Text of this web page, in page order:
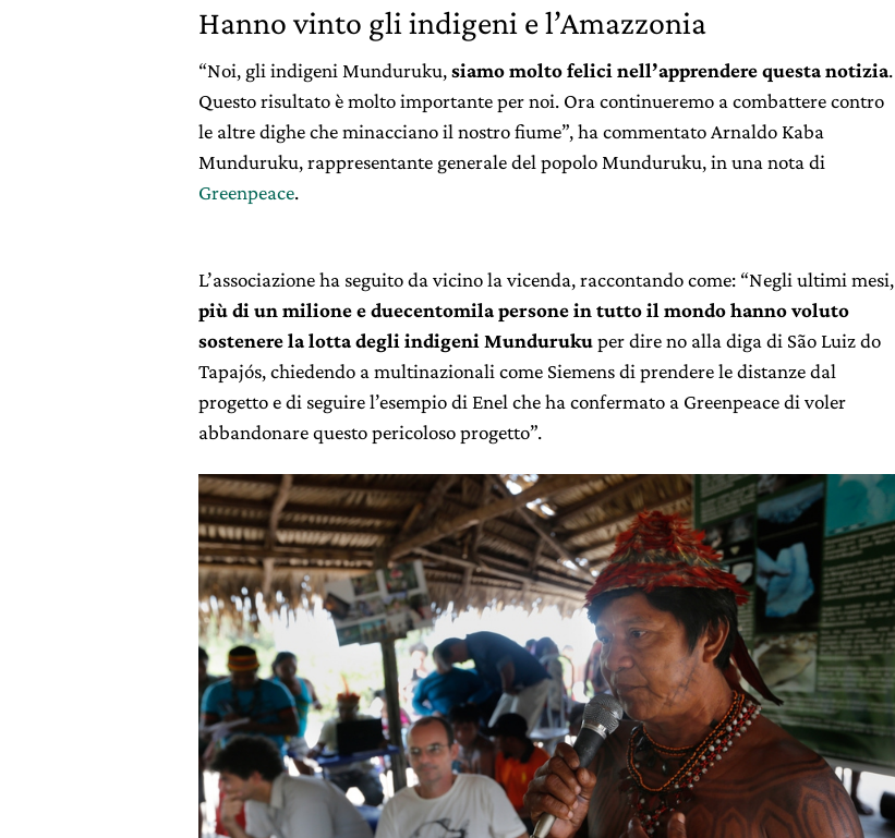
Hanno vinto gli indigeni e l’Amazzonia
“Noi, gli indigeni Munduruku,siamo molto felici nell’apprendere questa notizia.
Questo risultato è molto importante per noi. Ora continueremo a combattere contro
le altre dighe che minacciano il nostro fiume”, ha commentato Arnaldo Kaba
Munduruku, rappresentante generale del popolo Munduruku, in una nota di
Greenpeace.
L’associazione ha seguito da vicino la vicenda, raccontando come: “Negli ultimi mesi,
più di un milione e duecentomila persone in tutto il mondo hanno voluto
sostenere la lotta degli indigeni Mundurukuper dire no alla diga di São Luiz do
Tapajós, chiedendo a multinazionali come Siemens di prendere le distanze dal
progetto e di seguire l’esempio di Enel che ha confermato a Greenpeace di voler
abbandonare questo pericoloso progetto”.